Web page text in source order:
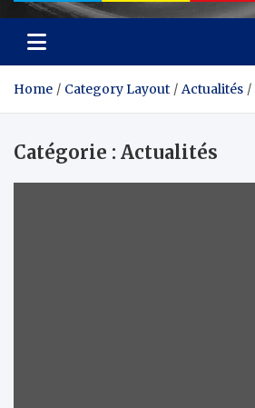
Home Category Layout Actualités
Catégorie : Actualités